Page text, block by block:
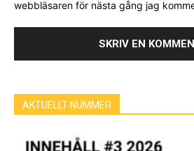
webbläsaren för nästa gång jag
AKTUELLT NUMMER